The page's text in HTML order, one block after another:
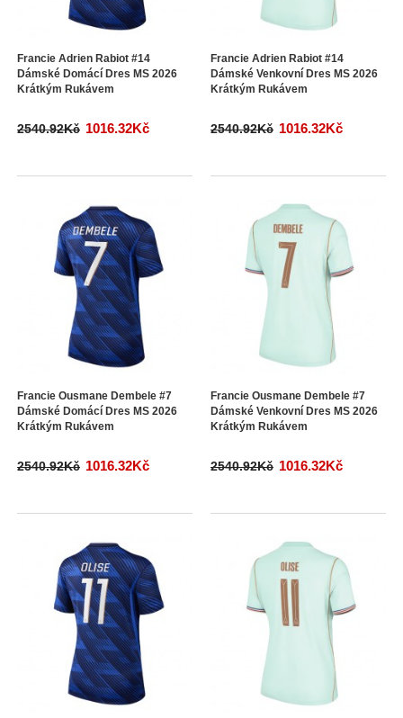
Francie Adrien Rabiot #14
Dámské Domácí Dres MS 2026
Krátkým Rukávem
2540.92Kč 1016.32Kč
Francie Adrien Rabiot #14
Dámské Venkovní Dres MS 2026
Krátkým Rukávem
2540.92Kč 1016.32Kč
Francie Ousmane Dembele #7
Dámské Domácí Dres MS 2026
Krátkým Rukávem
2540.92Kč 1016.32Kč
Francie Ousmane Dembele #7
Dámské Venkovní Dres MS 2026
Krátkým Rukávem
2540.92Kč 1016.32Kč